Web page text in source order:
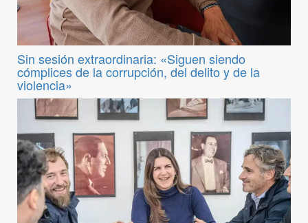
Sin sesión extraordinaria: «Siguen siendo
cómplices de la corrupción, del delito y de la
violencia»